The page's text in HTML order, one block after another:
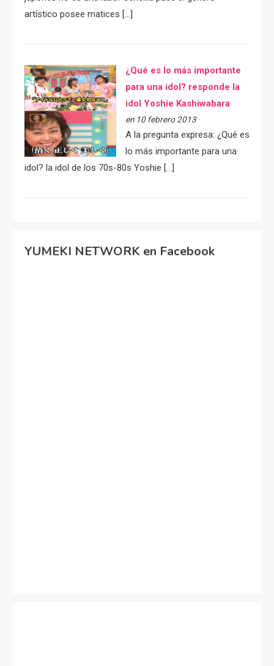
artístico posee matices […]
¿Qué es lo más importante
para una idol? responde la
idol Yoshie Kashiwabara
en 10 febrero 2013
A la pregunta expresa: ¿Qué es
lo más importante para una
idol? la idol de los 70s-80s Yoshie […]
YUMEKI NETWORK en Facebook